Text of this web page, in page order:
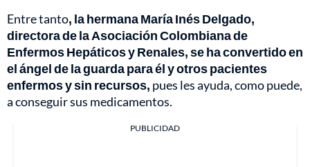
Entre tanto, la hermana María Inés Delgado,
directora de la Asociación Colombiana de
Enfermos Hepáticos y Renales, se ha convertido en
el ángel de la guarda para él y otros pacientes
enfermos y sin recursos, pues les ayuda, como puede,
a conseguir sus medicamentos.
PUBLICIDAD